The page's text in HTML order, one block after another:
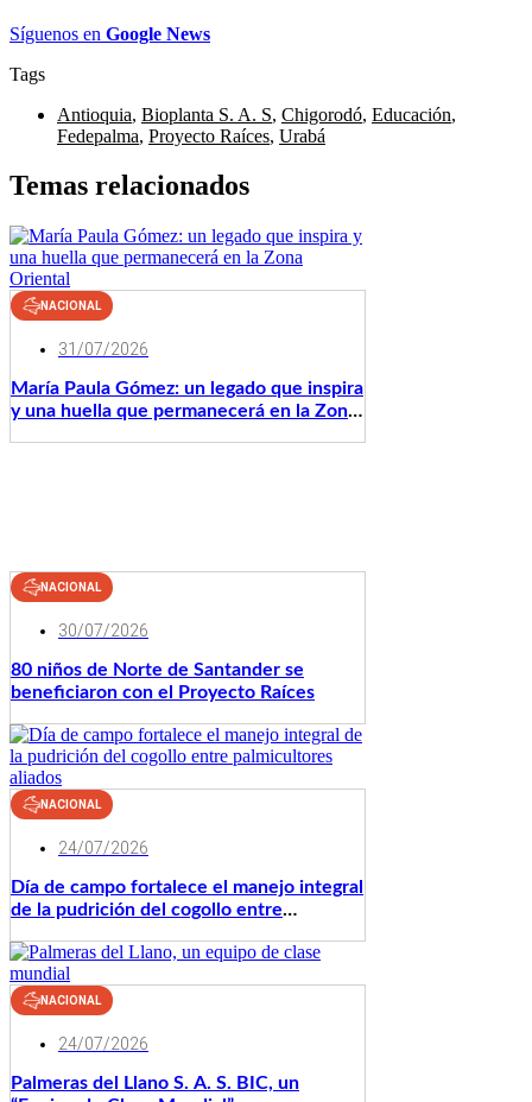
Síguenos en Google News
Tags
Antioquia, Bioplanta S. A. S, Chigorodó, Educación,
Fedepalma, Proyecto Raíces, Urabá
Temas relacionados
NACIONAL
31/07/2026
María Paula Gómez: un legado que inspira
y una huella que permanecerá en la Zona
80 niños de Norte de Santander se
beneficiaron con el Proyecto Raíces
24/07/2026
Día de campo fortalece el manejo integral
de la pudrición del cogollo entre
palmicultores aliados
NACIONAL
24/07/2026
Palmeras del Llano S. A. S. BIC, un
“Equipo de Clase Mundial”